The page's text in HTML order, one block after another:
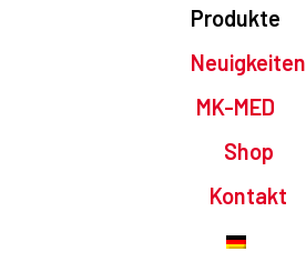
Produkte
Neuigkeiten
MK-MED
Shop
Kontakt